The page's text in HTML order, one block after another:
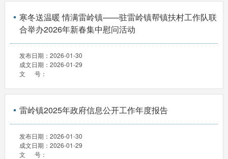
寒冬送温暖 情满雷岭镇——驻雷岭镇帮镇扶村工作队联
合举办2026年新春集中慰问活动
发布日期： 2026-01-30
成文日期： 2026-01-29
文 号：
雷岭镇2025年政府信息公开工作年度报告
发布日期： 2026-01-30
成文日期： 2026-01-29
文 号：